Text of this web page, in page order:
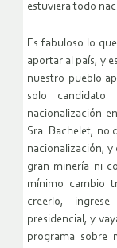
estuviera todo
Es fabuloso lo
aportar al país, y
nuestro pueblo
solo candidato
nacionalización
Sra. Bachelet, no
nacionalización, y
gran minería ni
mínimo cambio
creerlo,
presidencial, y
programa sobre